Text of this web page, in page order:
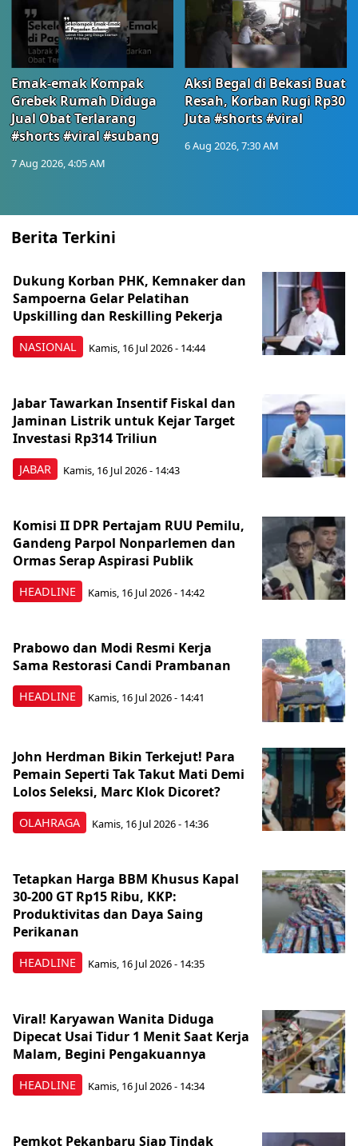
Emak-emak Kompak
Grebek Rumah Diduga
Jual Obat Terlarang
#shorts #viral #subang
7 Aug 2026, 4:05 AM
Aksi Begal di Bekasi Buat
Resah, Korban Rugi Rp30
Juta #shorts #viral
6 Aug 2026, 7:30 AM
Berita Terkini
NASIONAL
Dukung Korban PHK, Kemnaker dan
Sampoerna Gelar Pelatihan
Upskilling dan Reskilling Pekerja
Kamis, 16 Jul 2026 - 14:44
JABAR
Jabar Tawarkan Insentif Fiskal dan
Jaminan Listrik untuk Kejar Target
Investasi Rp314 Triliun
Kamis, 16 Jul 2026 - 14:43
HEADLINE
Komisi II DPR Pertajam RUU Pemilu,
Gandeng Parpol Nonparlemen dan
Ormas Serap Aspirasi Publik
Kamis, 16 Jul 2026 - 14:42
HEADLINE
Prabowo dan Modi Resmi Kerja
Sama Restorasi Candi Prambanan
Kamis, 16 Jul 2026 - 14:41
OLAHRAGA
John Herdman Bikin Terkejut! Para
Pemain Seperti Tak Takut Mati Demi
Lolos Seleksi, Marc Klok Dicoret?
Kamis, 16 Jul 2026 - 14:36
HEADLINE
Tetapkan Harga BBM Khusus Kapal
30-200 GT Rp15 Ribu, KKP:
Produktivitas dan Daya Saing
Perikanan
Kamis, 16 Jul 2026 - 14:35
HEADLINE
Viral! Karyawan Wanita Diduga
Dipecat Usai Tidur 1 Menit Saat Kerja
Malam, Begini Pengakuannya
Kamis, 16 Jul 2026 - 14:34
Pemkot Pekanbaru Siap Tindak